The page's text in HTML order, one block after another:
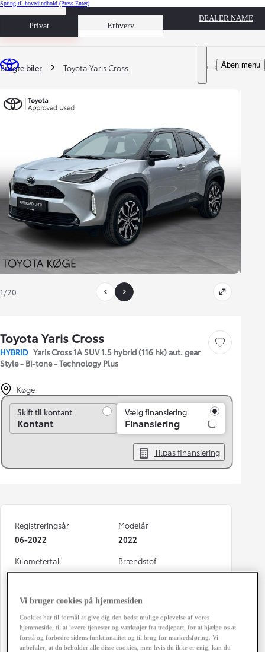
Spring til hovedindhold (Press Enter)
Privat Erhverv
Book prøvetur
DEALER NAME
Åben menu
Du er her
Brugte biler Toyota Yaris Cross
1/20
Toyota Yaris Cross
HYBRID Yaris Cross 1A SUV 1.5 hybrid (116 hk) aut. gear
Style - Bi-tone - Technology Plus
Gem bil
Køge
Skift til kontant
Skift til kontant
Kontant
Vælg finansiering
Finansiering
Tilpas finansiering
Registreringsår
06-2022
Modelår
2022
Kilometertal
89.243 km
Brændstof
Hybrid Benzin
Karosseri
Hestekræfter
Co2 (blandet kørsel)
103 g/km
Geartype
Automatisk gearkasse
Vi bruger cookies på hjemmesiden
Cookies har til formål at give dig den bedst mulige oplevelse af vores
hjemmeside, til at levere tjenester og værktøjer fra tredjepart, for at hjælpe os at
forstå og forbedre sidens funktionalitet og til brug for markedsføring. Vi
anbefaler, at du beholder alle disse cookies, men hvis du ikke er enig, kan du